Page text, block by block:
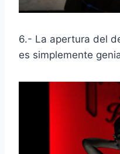
6.- La apertura del
es simplemente